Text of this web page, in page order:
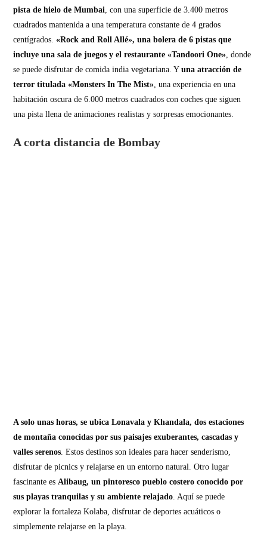
pista de hielo de Mumbai , con una superficie de 3.400 metros
cuadrados mantenida a una temperatura constante de 4 grados
centígrados.«Rock and Roll Allé», una bolera de 6 pistas que
incluye una sala de juegos y el restaurante «Tandoori One» , donde
se puede disfrutar de comida india vegetariana. Yuna atracción de
terror titulada «Monsters In The Mist» , una experiencia en una
habitación oscura de 6.000 metros cuadrados con coches que siguen
una pista llena de animaciones realistas y sorpresas emocionantes.
A corta distancia de Bombay
A solo unas horas, se ubica Lonavala y Khandala, dos estaciones
de montaña conocidas por sus paisajes exuberantes, cascadas y
valles serenos . Estos destinos son ideales para hacer senderismo,
disfrutar de picnics y relajarse en un entorno natural. Otro lugar
fascinante es Alibaug, un pintoresco pueblo costero conocido por
sus playas tranquilas y su ambiente relajado . Aquí se puede
explorar la fortaleza Kolaba, disfrutar de deportes acuáticos o
simplemente relajarse en la playa.